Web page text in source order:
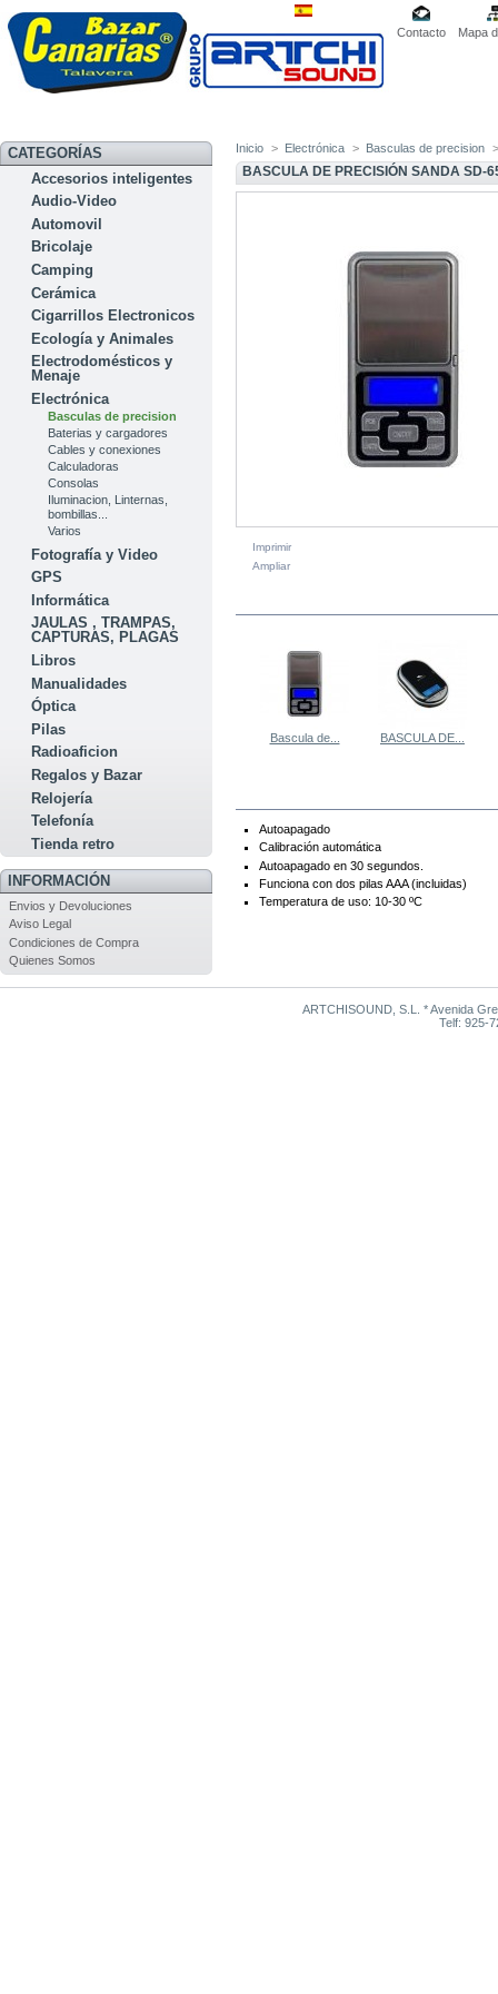
Contacto Mapa
CATEGORÍAS
Accesorios inteligentes
Audio-Video
Automovil
Bricolaje
Camping
Cerámica
Cigarrillos Electronicos
Ecología y Animales
Electrodomésticos y
Menaje
Electrónica
Basculas de precision
Baterias y cargadores
Cables y conexiones
Calculadoras
Consolas
Iluminacion, Linternas,
bombillas...
Varios
Fotografía y Video
GPS
Informática
JAULAS , TRAMPAS,
CAPTURAS, PLAGAS
Libros
Manualidades
Óptica
Pilas
Radioaficion
Regalos y Bazar
Relojería
Telefonía
Tienda retro
INFORMACIÓN
Envios y Devoluciones
Aviso Legal
Condiciones de Compra
Quienes Somos
Inicio > Electrónica > Basculas de precision >
BASCULA DE PRECISIÓN SANDA SD-
Imprimir
Ampliar
Bascula de... BASCULA DE...
Autoapagado
Calibración automática
Autoapagado en 30 segundos.
Funciona con dos pilas AAA (incluidas)
Temperatura de uso: 10-30 ºC
ARTCHISOUND, S.L. * Avenida
Telf: 925-